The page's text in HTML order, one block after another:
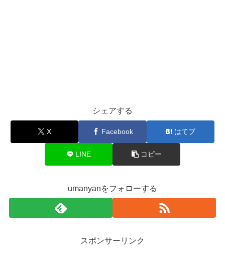
シェアする
X Facebook はてブ
LINE コピー
umanyanをフォローする
スポンサーリンク